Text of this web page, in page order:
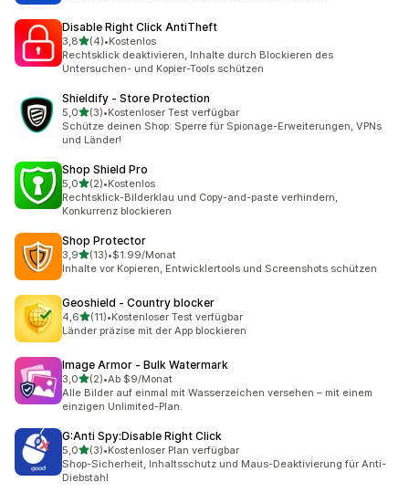
Disable Right Click AntiTheft
3,8von 5 Sternen
(4)
4 Rezensionen insgesamt
•Kostenlos
Rechtsklick deaktivieren, Inhalte durch Blockieren des
Untersuchen- und Kopier-Tools schützen
Shieldify ‑ Store Protection
5,0von 5 Sternen
(3)
3 Rezensionen insgesamt
•Kostenloser Test verfügbar
Schütze deinen Shop: Sperre für Spionage-Erweiterungen, VPNs
und Länder!
Shop Shield Pro
5,0von 5 Sternen
(2)
2 Rezensionen insgesamt
•Kostenlos
Rechtsklick-Bilderklau und Copy-and-paste verhindern,
Konkurrenz blockieren
Shop Protector
3,9von 5 Sternen
(13)
13 Rezensionen insgesamt
•$1.99/Monat
Inhalte vor Kopieren, Entwicklertools und Screenshots schützen
Geoshield ‑ Country blocker
4,6von 5 Sternen
(11)
11 Rezensionen insgesamt
•Kostenloser Test verfügbar
Länder präzise mit der App blockieren
Image Armor ‑ Bulk Watermark
3,0von 5 Sternen
(2)
2 Rezensionen insgesamt
•Ab $9/Monat
Alle Bilder auf einmal mit Wasserzeichen versehen – mit einem
einzigen Unlimited-Plan.
G:Anti Spy:Disable Right Click
5,0von 5 Sternen
(3)
3 Rezensionen insgesamt
•Kostenloser Plan verfügbar
Shop-Sicherheit, Inhaltsschutz und Maus-Deaktivierung für Anti-
Diebstahl